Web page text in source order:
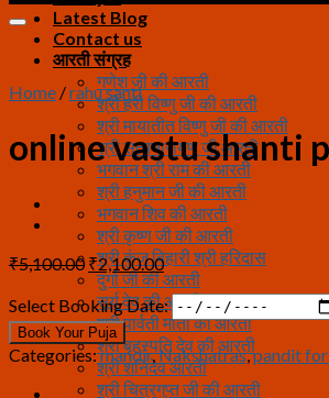
Latest Blog
Contact us
आरती संग्रह
गणेश जी की आरती
श्री हरी विष्णु जी की आरती
श्री मायातीत विष्णु जी की आरती
श्री सत्यनारायण जी आरती
भगवान श्री राम की आरती
श्री हनुमान जी की आरती
भगवान शिव की आरती
श्री कृष्ण जी की आरती
श्री कुंज बिहारी श्री हरिदास
दुर्गा जी की आरती
सूर्य देव की आरती
श्री पार्वती माता की आरती
श्री बृहस्पति देव की आरती
श्री शनिदेव आरती
श्री चित्रगुप्त जी की आरती
Home /rahu santi
online vastu shanti
₹5,100.00 Original
price
was:
₹5,100.00.
₹2,100.00Current
price
is:
₹2,100.00.
Select Booking Date:
Book Your Puja
Categories:mandir,Nakshatras,pandit